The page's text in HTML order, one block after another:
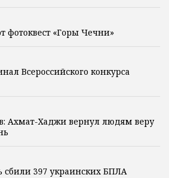
фотоквест «Горы Чечни»
Всероссийского конкурса
Ахмат-Хаджи вернул людям веру
397 украинских БПЛА